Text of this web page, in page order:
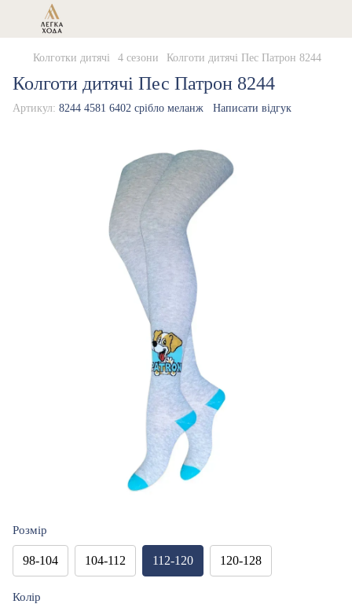
Колготки дитячі 4 сезони Колготи дитячі Пес Патрон 8244
Колготи дитячі Пес Патрон 8244
Артикул: 8244 4581 6402 срібло меланж Написати відгук
Розмір
98-104 104-112 112-120 120-128
Колір